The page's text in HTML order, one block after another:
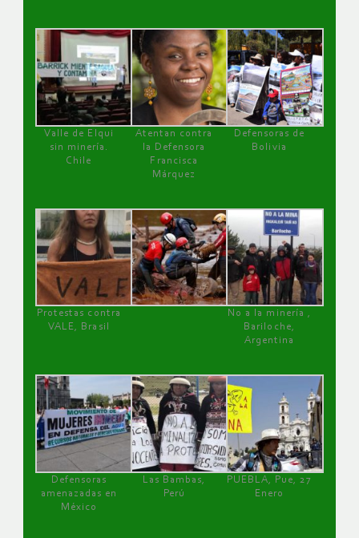
Valle de Elqui
sin minería.
Chile
Atentan contra
la Defensora
Francisca
Márquez
Defensoras de
Bolivia
Protestas contra
VALE, Brasil
No a la minería ,
Bariloche,
Argentina
Defensoras
amenazadas en
México
Las Bambas,
Perú
PUEBLA, Pue, 27
Enero